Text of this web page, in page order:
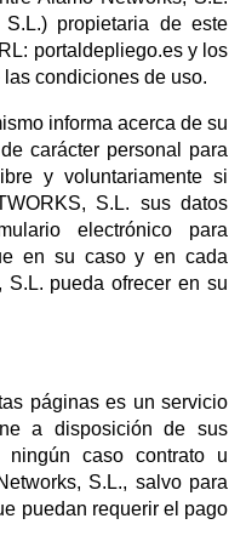
propietaria de este
portaldepliego.es y los
condiciones de uso.
informa acerca de su
carácter personal para
y voluntariamente si
S.L. sus datos
electrónico para
en su caso y en cada
S.L. pueda ofrecer en su
páginas es un servicio
a disposición de sus
ningún caso contrato u
S.L., salvo para
puedan requerir el pago